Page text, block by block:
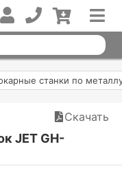
станки по
Скачать
JET GH-